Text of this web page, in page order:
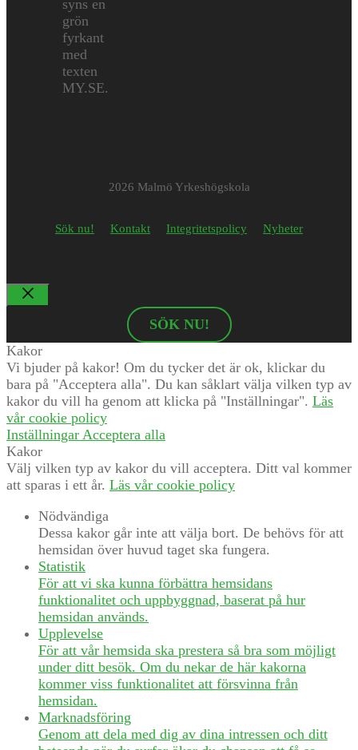
2026 Malmö Yrkeshögskola
Sök nu! Kontakt Integritetspolicy Nyheter
SÖK NU!
Kakor
Vi bjuder på kakor! Om du tycker det är ok, klickar du
bara på "Acceptera alla". Du kan såklart välja vilken typ av
kakor du vill ha genom att klicka på "Inställningar". Läs
vår cookie policy
Inställningar Acceptera alla
Kakor
Välj vilken typ av kakor du vill acceptera. Ditt val kommer
att sparas i ett år. Läs vår cookie policy
Nödvändiga
Dessa kakor går inte att välja bort. De behövs för att
hemsidan över huvud taget ska fungera.
Statistik
För att vi ska kunna förbättra hemsidans
funktionalitet och uppbyggnad, baserat på hur
hemsidan används.
Upplevelse
För att vår hemsida ska prestera så bra som möjligt
under ditt besök. Om du nekar de här kakorna
kommer viss funktionalitet att försvinna från
hemsidan.
Marknadsföring
Genom att dela med dig av dina intressen och ditt